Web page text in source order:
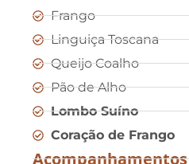
Frango
Linguiça Toscana
Queijo Coalho
Pão de Alho
Lombo Suíno
Coração de Frango
Acompanhamentos